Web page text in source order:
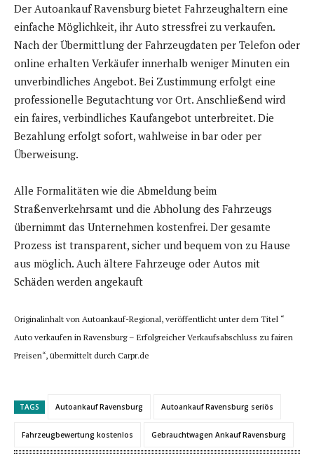
Der Autoankauf Ravensburg bietet Fahrzeughaltern eine
einfache Möglichkeit, ihr Auto stressfrei zu verkaufen.
Nach der Übermittlung der Fahrzeugdaten per Telefon oder
online erhalten Verkäufer innerhalb weniger Minuten ein
unverbindliches Angebot. Bei Zustimmung erfolgt eine
professionelle Begutachtung vor Ort. Anschließend wird
ein faires, verbindliches Kaufangebot unterbreitet. Die
Bezahlung erfolgt sofort, wahlweise in bar oder per
Überweisung.
Alle Formalitäten wie die Abmeldung beim
Straßenverkehrsamt und die Abholung des Fahrzeugs
übernimmt das Unternehmen kostenfrei. Der gesamte
Prozess ist transparent, sicher und bequem von zu Hause
aus möglich. Auch ältere Fahrzeuge oder Autos mit
Schäden werden angekauft
Originalinhalt von Autoankauf-Regional, veröffentlicht unter dem Titel “
Auto verkaufen in Ravensburg – Erfolgreicher Verkaufsabschluss zu fairen
Preisen“, übermittelt durch Carpr.de
TAGS Autoankauf Ravensburg Autoankauf Ravensburg seriös
Fahrzeugbewertung kostenlos Gebrauchtwagen Ankauf Ravensburg